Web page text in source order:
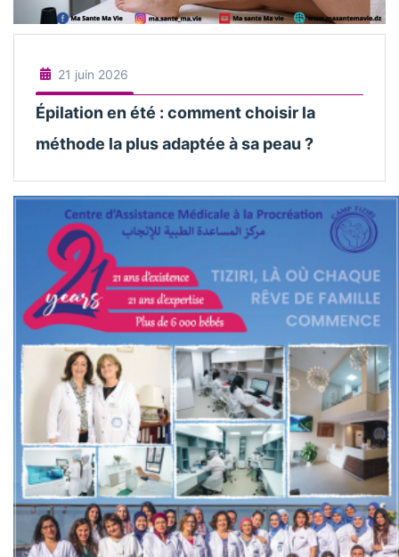
21 juin 2026
Épilation en été : comment choisir la
méthode la plus adaptée à sa peau ?